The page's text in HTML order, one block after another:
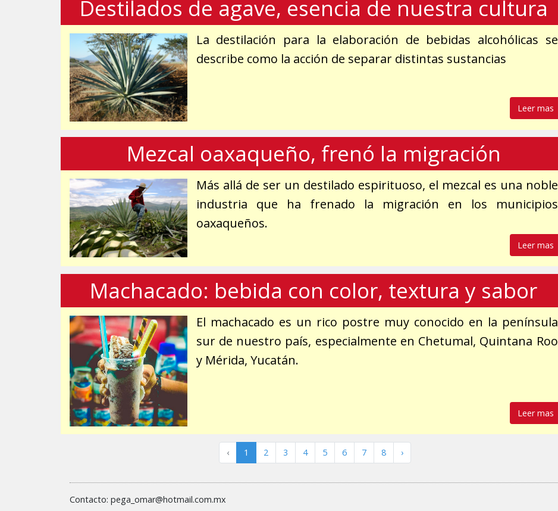
Destilados de agave, esencia de nuestra cultura
La destilación para la elaboración de bebidas alcohólicas se
describe como la acción de separar distintas sustancias
Leer mas
Mezcal oaxaqueño, frenó la migración
Más allá de ser un destilado espirituoso, el mezcal es una noble
industria que ha frenado la migración en los municipios
oaxaqueños.
Leer mas
Machacado: bebida con color, textura y sabor
El machacado es un rico postre muy conocido en la península
sur de nuestro país, especialmente en Chetumal, Quintana Roo
y Mérida, Yucatán.
Leer mas
‹ 1 2 3 4 5 6 7 8 ›
Contacto: pega_omar@hotmail.com.mx